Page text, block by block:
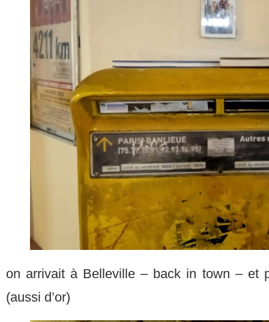
on arrivait à Belleville – back in town – et
(aussi d’or)